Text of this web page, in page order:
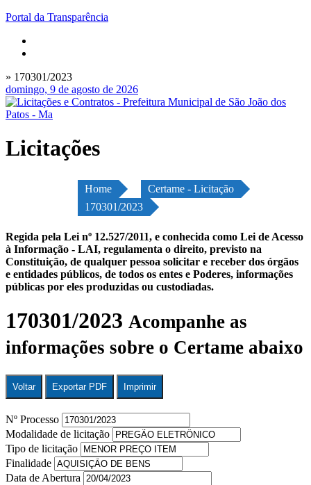
Portal da Transparência
» 170301/2023
domingo, 9 de agosto de 2026
Licitações
Home
Certame - Licitação
170301/2023
Regida pela Lei nº 12.527/2011, e conhecida como Lei de Acesso
à Informação - LAI, regulamenta o direito, previsto na
Constituição, de qualquer pessoa solicitar e receber dos órgãos
e entidades públicos, de todos os entes e Poderes, informações
públicas por eles produzidas ou custodiadas.
170301/2023 Acompanhe as
informações sobre o Certame abaixo
Voltar Exportar PDF Imprimir
Nº Processo
Modalidade de licitação
Tipo de licitação
Finalidade
Data de Abertura